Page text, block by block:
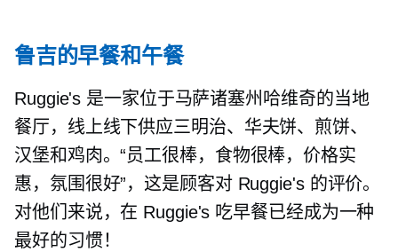
鲁吉的早餐和午餐
Ruggie's 是一家位于马萨诸塞州哈维奇的当地
餐厅，线上线下供应三明治、华夫饼、煎饼、
汉堡和鸡肉。“员工很棒，食物很棒，价格实
惠，氛围很好”，这是顾客对 Ruggie's 的评价。
对他们来说，在 Ruggie's 吃早餐已经成为一种
最好的习惯！